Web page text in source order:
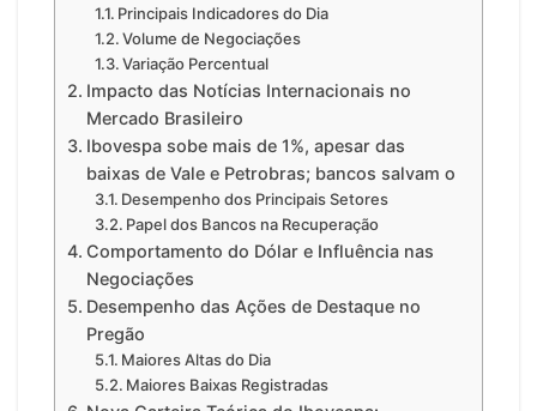
Principais Indicadores do Dia
Volume de Negociações
Variação Percentual
Impacto das Notícias Internacionais no
Mercado Brasileiro
Ibovespa sobe mais de 1%, apesar das
baixas de Vale e Petrobras; bancos salvam o
Desempenho dos Principais Setores
Papel dos Bancos na Recuperação
Comportamento do Dólar e Influência nas
Negociações
Desempenho das Ações de Destaque no
Pregão
Maiores Altas do Dia
Maiores Baixas Registradas